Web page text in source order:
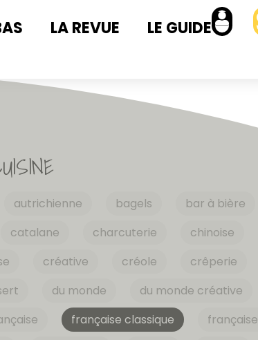
LA REVUE LE GUIDE
autrichienne bagels bar à bière
catalane charcuterie chinoise
créative créole crêperie
du monde du monde créative
française classique